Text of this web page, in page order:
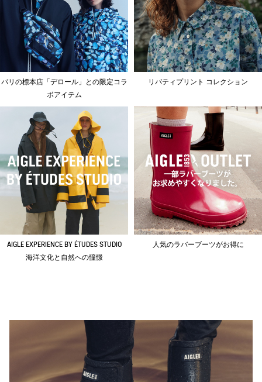
パリの標本店「デロール」との限定コラ
ボアイテム
リバティプリント コレクション
AIGLE EXPERIENCE BY ÉTUDES STUDIO
海洋文化と自然への憧憬
人気のラバーブーツがお得に